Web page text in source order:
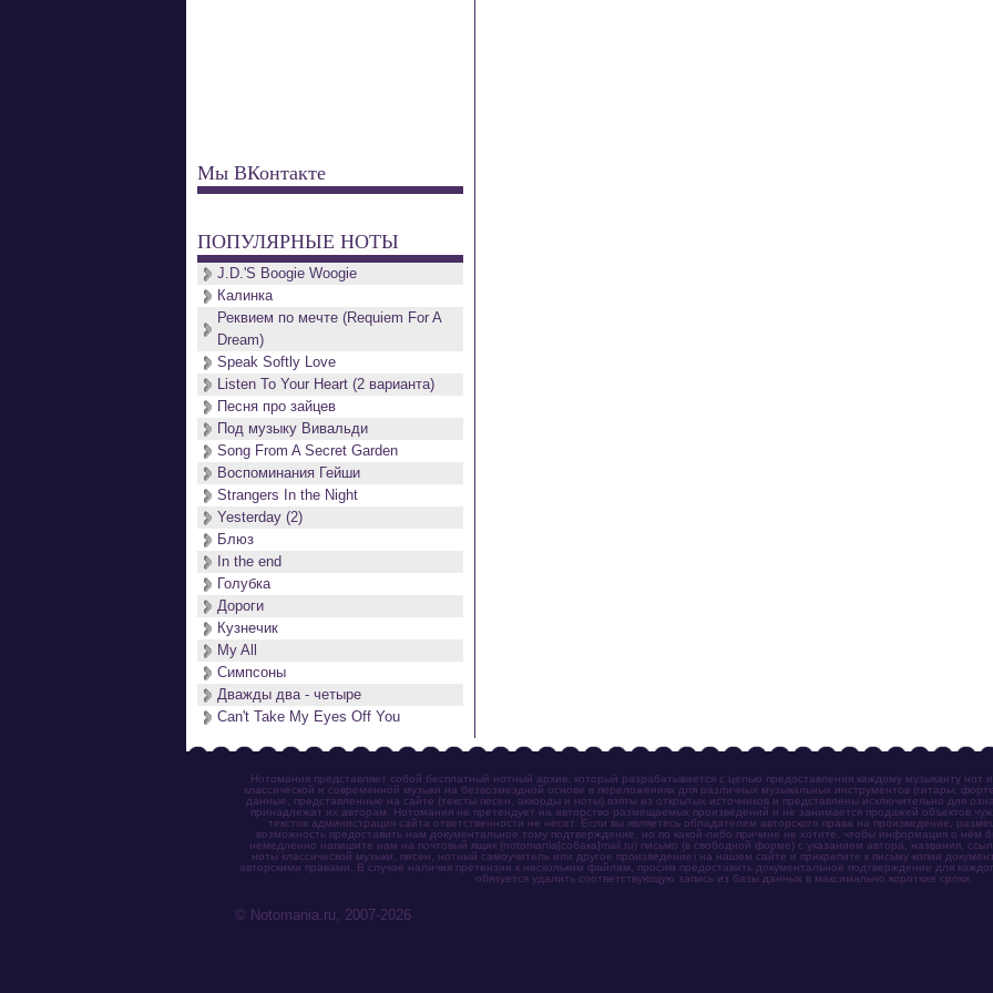
Мы ВКонтакте
ПОПУЛЯРНЫЕ НОТЫ
J.D.'S Boogie Woogie
Калинка
Реквием по мечте (Requiem For A
Dream)
Speak Softly Love
Listen To Your Heart (2 варианта)
Песня про зайцев
Под музыку Вивальди
Song From A Secret Garden
Воспоминания Гейши
Strangers In the Night
Yesterday (2)
Блюз
In the end
Голубка
Дороги
Кузнечик
My All
Симпсоны
Дважды два - четыре
Can't Take My Eyes Off You
Нотомания представляет собой бесплатный нотный архив, который разрабатывается с целью предоставления каждому музыканту нот
классической и современной музыки на безвозмездной основе в переложениях для различных музыкальных инструментов (гитары,
данные, представленные на сайте (тексты песен, аккорды и ноты) взяты из открытых источников и представлены исключительно для
принадлежат их авторам. Нотомания не претендует на авторство размещаемых произведений и не занимается продажей объектов
текстов администрация сайта ответственности не несет. Если вы являетесь обладателем авторского права на произведение,
возможность предоставить нам документальное тому подтверждение, но по какой-либо причине не хотите, чтобы информация о нём
немедленно напишите нам на почтовый ящик (notomania[собака]mail.ru) письмо (в свободной форме) с указанием автора, названия,
ноты классической музыки, песен, нотный самоучитель или другое произведение) на нашем сайте и прикрепите к письму копии
авторскими правами. В случае наличия претензии к нескольким файлам, просим предоставить документальное подтверждение для
обязуется удалить соответствующую запись из базы данных в максимально короткие сроки.
© Notomania.ru, 2007-2026